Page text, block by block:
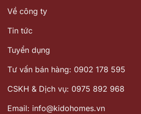
Về công ty
Tin tức
Tuyển dụng
Tư vấn bán hàng: 0902 178 595
CSKH & Dịch vụ: 0975 892 968
Email: info@kidohomes.vn